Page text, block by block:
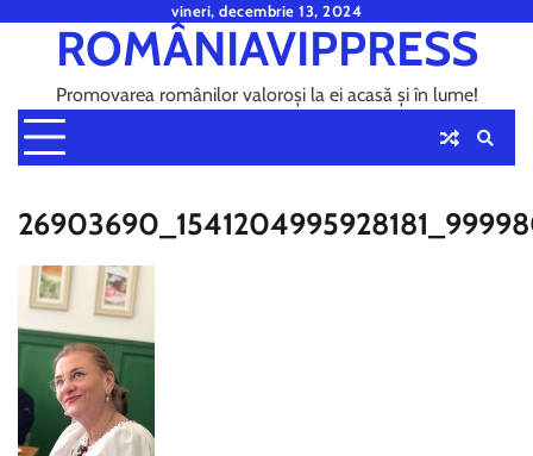
content
vineri, decembrie 13, 2024
ROMÂNIAVIPPRESS
Promovarea românilor valoroși la ei acasă și în lume!